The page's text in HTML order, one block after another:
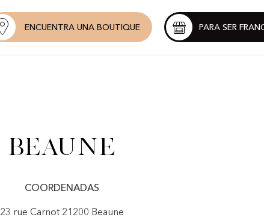
ENCUENTRA UNA BOUTIQUE PARA SER
Beaune
COORDENADAS
23 rue Carnot 21200 Beaune